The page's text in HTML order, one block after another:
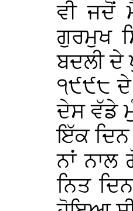
ਵੀ ਜਦੋਂ
ਗੁਰਮੁਖ
ਬਦਲੀ ਦੇ
੧੯੯੮ ਦੇ
ਦੇਸ ਵੱਡੇ
ਇੱਕ ਦਿਨ
ਨਾਂ ਨਾਲ
ਨਿਤ